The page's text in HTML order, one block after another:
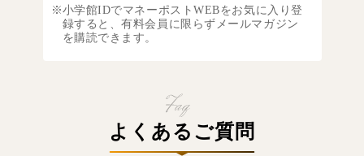
小学館IDでマネーポストWEBをお気に入り登
録すると、有料会員に限らずメールマガジン
を購読できます。
よくあるご質問